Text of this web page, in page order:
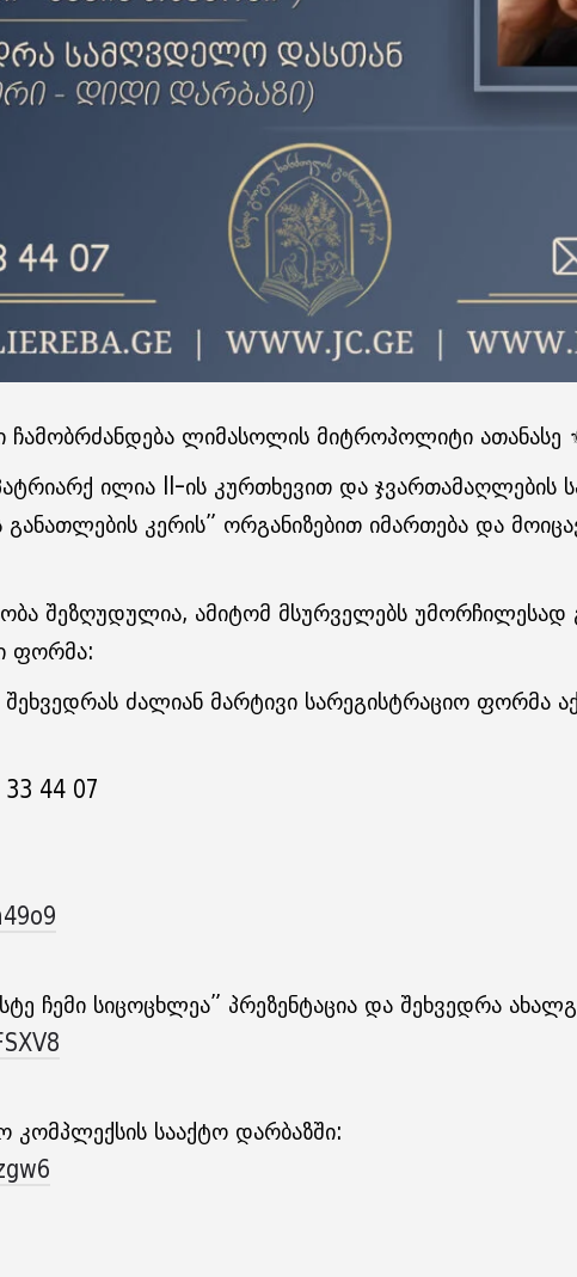
ჩამობრძანდება ლიმასოლის მიტროპოლიტი ათანასე
ილია II-ის კურთხევით და ჯვართამაღლების
კერის” ორგანიზებით იმართება და
შეზღუდულია, ამიტომ მსურველებს
ფორმა:
ძალიან მარტივი სარეგისტრაციო
33 44 07
ჩემი სიცოცხლეა” პრეზენტაცია და შეხვედრა
კომპლექსის სააქტო დარბაზში: